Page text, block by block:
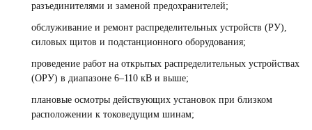
разъединителями и заменой предохранителей;
обслуживание и ремонт распределительных устройств (РУ),
силовых щитов и подстанционного оборудования;
проведение работ на открытых распределительных устройствах
(ОРУ) в диапазоне 6–110 кВ и выше;
плановые осмотры действующих установок при близком
расположении к токоведущим шинам;